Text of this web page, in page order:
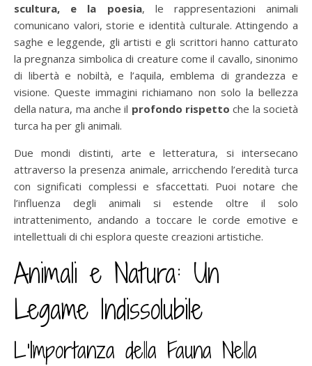
scultura, e la poesia, le rappresentazioni animali
comunicano valori, storie e identità culturale. Attingendo a
saghe e leggende, gli artisti e gli scrittori hanno catturato
la pregnanza simbolica di creature come il cavallo, sinonimo
di libertà e nobiltà, e l’aquila, emblema di grandezza e
visione. Queste immagini richiamano non solo la bellezza
della natura, ma anche il profondo rispetto che la società
turca ha per gli animali.
Due mondi distinti, arte e letteratura, si intersecano
attraverso la presenza animale, arricchendo l’eredità turca
con significati complessi e sfaccettati. Puoi notare che
l’influenza degli animali si estende oltre il solo
intrattenimento, andando a toccare le corde emotive e
intellettuali di chi esplora queste creazioni artistiche.
Animali e Natura: Un
Legame Indissolubile
L’Importanza della Fauna Nella